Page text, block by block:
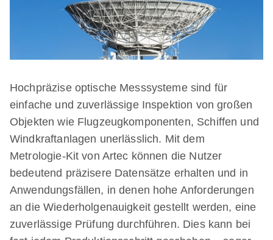
Hochpräzise optische Messsysteme sind für
einfache und zuverlässige Inspektion von großen
Objekten wie Flugzeugkomponenten, Schiffen und
Windkraftanlagen unerlässlich. Mit dem
Metrologie-Kit von Artec können die Nutzer
bedeutend präzisere Datensätze erhalten und in
Anwendungsfällen, in denen hohe Anforderungen
an die Wiederholgenauigkeit gestellt werden, eine
zuverlässige Prüfung durchführen. Dies kann bei